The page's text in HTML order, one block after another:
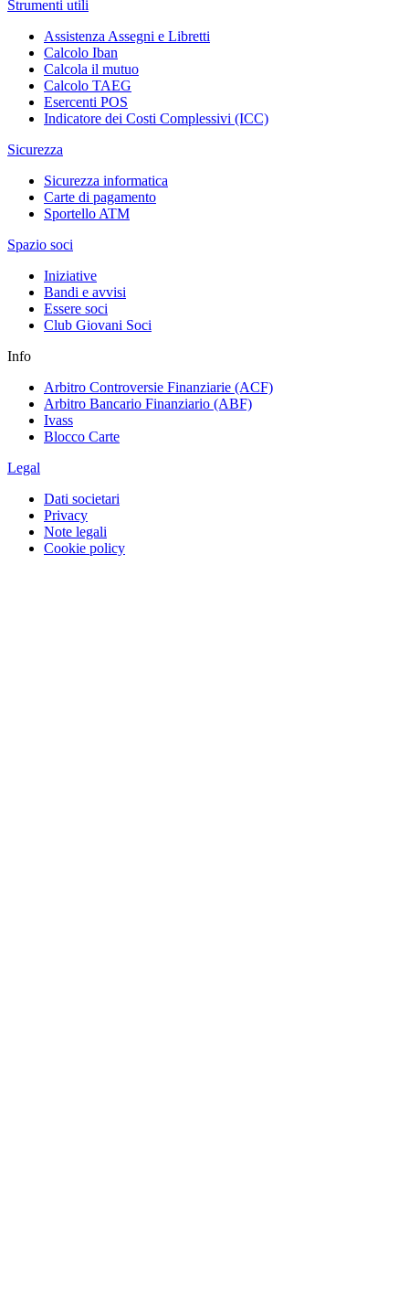
Strumenti utili
Assistenza Assegni e Libretti
Calcolo Iban
Calcola il mutuo
Calcolo TAEG
Esercenti POS
Indicatore dei Costi Complessivi (ICC)
Sicurezza
Sicurezza informatica
Carte di pagamento
Sportello ATM
Spazio soci
Iniziative
Bandi e avvisi
Essere soci
Club Giovani Soci
Info
Arbitro Controversie Finanziarie (ACF)
Arbitro Bancario Finanziario (ABF)
Ivass
Blocco Carte
Legal
Dati societari
Privacy
Note legali
Cookie policy